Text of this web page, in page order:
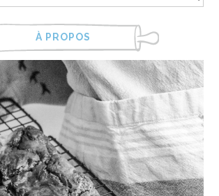
À PROPOS